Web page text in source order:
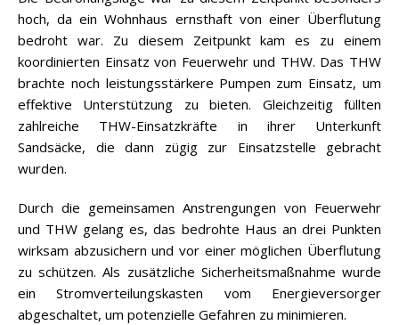
hoch, da ein Wohnhaus ernsthaft von einer Überflutung
bedroht war. Zu diesem Zeitpunkt kam es zu einem
koordinierten Einsatz von Feuerwehr und THW. Das THW
brachte noch leistungsstärkere Pumpen zum Einsatz, um
effektive Unterstützung zu bieten. Gleichzeitig füllten
zahlreiche THW-Einsatzkräfte in ihrer Unterkunft
Sandsäcke, die dann zügig zur Einsatzstelle gebracht
wurden.
Durch die gemeinsamen Anstrengungen von Feuerwehr
und THW gelang es, das bedrohte Haus an drei Punkten
wirksam abzusichern und vor einer möglichen Überflutung
zu schützen. Als zusätzliche Sicherheitsmaßnahme wurde
ein Stromverteilungskasten vom Energieversorger
abgeschaltet, um potenzielle Gefahren zu minimieren.